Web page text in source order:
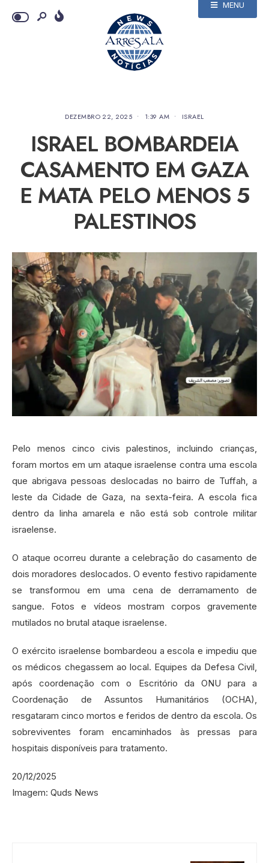
MENU
DEZEMBRO 22, 2025 • 1:39 AM • ISRAEL
ISRAEL BOMBARDEIA
CASAMENTO EM GAZA
E MATA PELO MENOS 5
PALESTINOS
Pelo menos cinco civis palestinos, incluindo crianças,
foram mortos em um ataque israelense contra uma escola
que abrigava pessoas deslocadas no bairro de Tuffah, a
leste da Cidade de Gaza, na sexta-feira. A escola fica
dentro da linha amarela e não está sob controle militar
israelense.
O ataque ocorreu durante a celebração do casamento de
dois moradores deslocados. O evento festivo rapidamente
se transformou em uma cena de derramamento de
sangue. Fotos e vídeos mostram corpos gravemente
mutilados no brutal ataque israelense.
O exército israelense bombardeou a escola e impediu que
os médicos chegassem ao local. Equipes da Defesa Civil,
após coordenação com o Escritório da ONU para a
Coordenação de Assuntos Humanitários (OCHA),
resgataram cinco mortos e feridos de dentro da escola. Os
sobreviventes foram encaminhados às pressas para
hospitais disponíveis para tratamento.
20/12/2025
Imagem: Quds News